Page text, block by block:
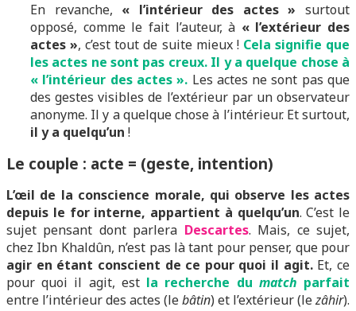
En revanche, « l’intérieur des actes » surtout
opposé, comme le fait l’auteur, à « l’extérieur des
actes », c’est tout de suite mieux ! Cela signifie que
les actes ne sont pas creux. Il y a quelque chose à
« l’intérieur des actes ». Les actes ne sont pas que
des gestes visibles de l’extérieur par un observateur
anonyme. Il y a quelque chose à l’intérieur. Et surtout,
il y a quelqu’un !
Le couple : acte = (geste, intention)
L’œil de la conscience morale, qui observe les actes
depuis le for interne, appartient à quelqu’un. C’est le
sujet pensant dont parlera Descartes. Mais, ce sujet,
chez Ibn Khaldûn, n’est pas là tant pour penser, que pour
agir en étant conscient de ce pour quoi il agit.Et, ce
pour quoi il agit, est la recherche du match parfait
entre l’intérieur des actes (lebâtin) et l’extérieur (lezâhir).